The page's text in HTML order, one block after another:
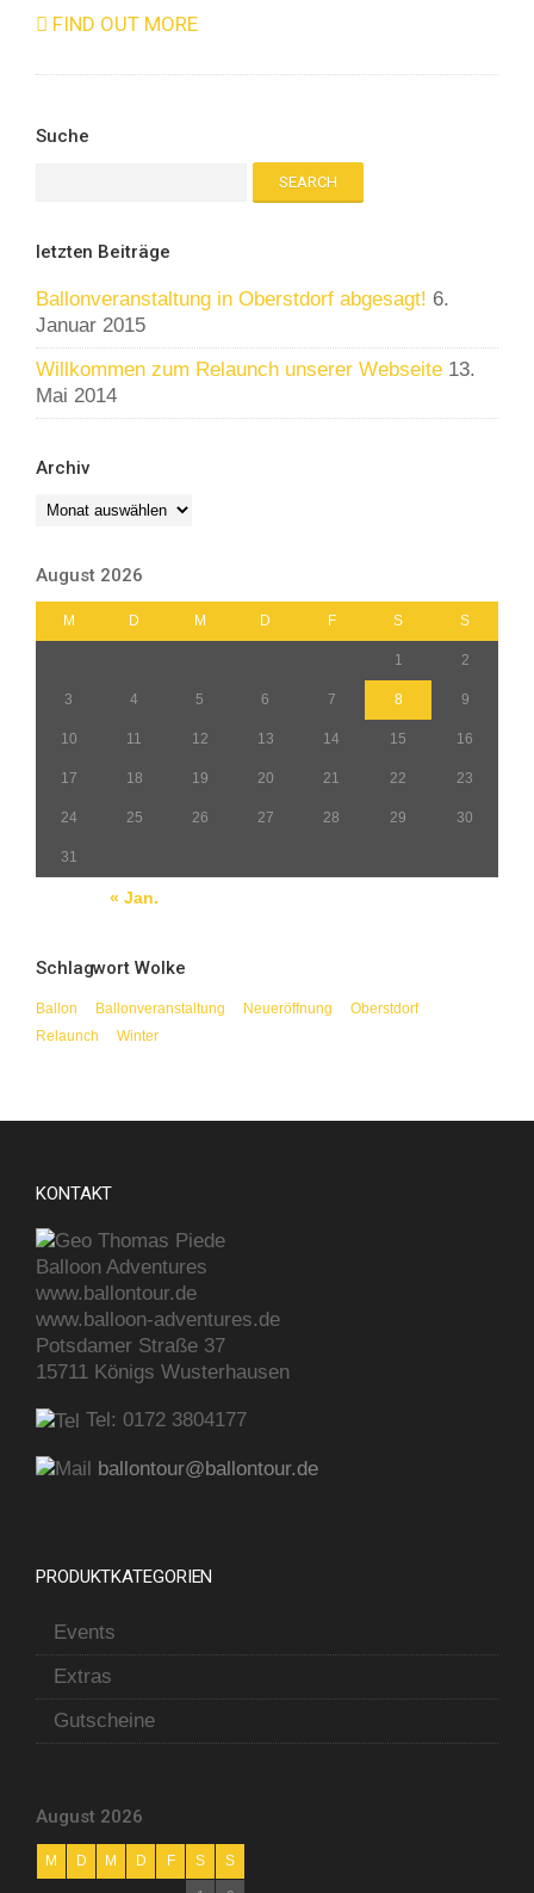
FIND OUT MORE
Suche
letzten Beiträge
Ballonveranstaltung in Oberstdorf abgesagt! 6.
Januar 2015
Willkommen zum Relaunch unserer Webseite 13.
Mai 2014
Archiv
Archiv
August 2026
M D M D F S S
« Jan.
1 2
3 4 5 6 7 8 9
10 11 12 13 14 15 16
17 18 19 20 21 22 23
24 25 26 27 28 29 30
31
Schlagwort Wolke
Ballon Ballonveranstaltung Neueröffnung
Oberstdorf
Relaunch
Winter
KONTAKT
Thomas Piede
Balloon Adventures
www.ballontour.de
www.balloon-adventures.de
Potsdamer Straße 37
15711 Königs Wusterhausen
Tel: 0172 3804177
ballontour@ballontour.de
PRODUKTKATEGORIEN
Events
Extras
Gutscheine
August 2026
M D M D F S S